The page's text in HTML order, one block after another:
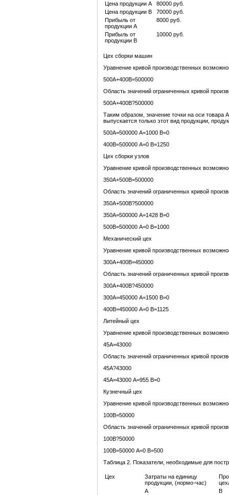
Цена продукции А
80000 руб.
Цена продукции В
70000 руб.
Прибыль от
продукции А
8000 руб.
Прибыль от
продукции В
10000 руб.
Цех сборки машин
Уравнение кривой производственных
500А+400В=500000
Область значений ограниченных кривой
500А+400В?500000
Таким образом, значение точки на оси товара
выпускается только этот вид продукции,
500А=500000 А=1000 В=0
400В=500000 А=0 В=1250
Цех сборки узлов
Уравнение кривой производственных
350А+500В=500000
Область значений ограниченных кривой
350А+500В?500000
350А=500000 А=1428 В=0
500В=500000 А=0 В=1000
Механический цех
Уравнение кривой производственных
300А+400В=450000
Область значений ограниченных кривой
300А+400В?450000
300А=450000 А=1500 В=0
400В=450000 А=0 В=1125
Литейный цех
Уравнение кривой производственных
45А=43000
Область значений ограниченных кривой
45А?43000
45А=43000 А=955 В=0
Кузнечный цех
Уравнение кривой производственных
100В=50000
Область значений ограниченных кривой
100В?50000
100В=50000 А=0 В=500
Таблица 2. Показатели, необходимые для
Цех
Затраты на единицу
продукции, (нормо-час)
А
В